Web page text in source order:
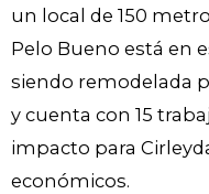
un local de 150
Pelo Bueno está en
siendo remodelada
y cuenta con 15
impacto para
económicos.